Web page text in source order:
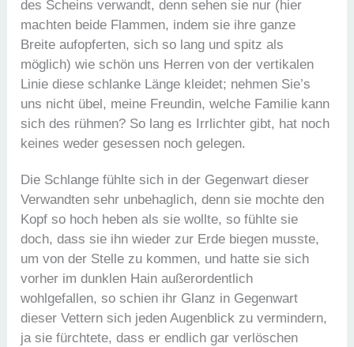
des Scheins verwandt, denn sehen sie nur (hier
machten beide Flammen, indem sie ihre ganze
Breite aufopferten, sich so lang und spitz als
möglich) wie schön uns Herren von der vertikalen
Linie diese schlanke Länge kleidet; nehmen Sie’s
uns nicht übel, meine Freundin, welche Familie kann
sich des rühmen? So lang es Irrlichter gibt, hat noch
keines weder gesessen noch gelegen.
Die Schlange fühlte sich in der Gegenwart dieser
Verwandten sehr unbehaglich, denn sie mochte den
Kopf so hoch heben als sie wollte, so fühlte sie
doch, dass sie ihn wieder zur Erde biegen musste,
um von der Stelle zu kommen, und hatte sie sich
vorher im dunklen Hain außerordentlich
wohlgefallen, so schien ihr Glanz in Gegenwart
dieser Vettern sich jeden Augenblick zu vermindern,
ja sie fürchtete, dass er endlich gar verlöschen